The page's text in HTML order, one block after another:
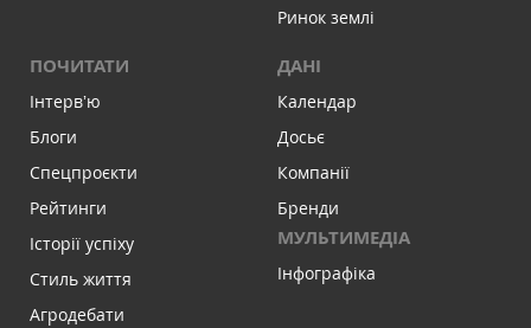
Ринок землі
ПОЧИТАТИ
Інтервʼю
Блоги
Спецпроєкти
Рейтинги
Історії успіху
Стиль життя
Агродебати
ДАНІ
Календар
Досьє
Компанії
Бренди
МУЛЬТИМЕДІА
Інфографіка